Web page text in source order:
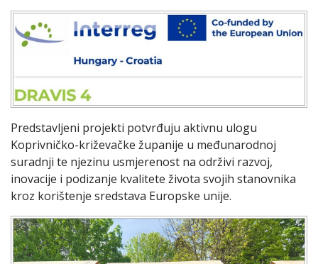
Predstavljeni projekti potvrđuju aktivnu ulogu
Koprivničko-križevačke županije u međunarodnoj
suradnji te njezinu usmjerenost na održivi razvoj,
inovacije i podizanje kvalitete života svojih stanovnika
kroz korištenje sredstava Europske unije.